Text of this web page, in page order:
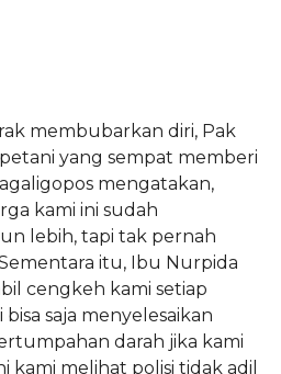
membubarkan diri, Pak
yang sempat memberi
mengatakan,
kami ini sudah
lebih, tapi tak pernah
itu, Ibu Nurpida
cengkeh kami setiap
saja menyelesaikan
darah jika kami
kami melihat polisi tidak adil